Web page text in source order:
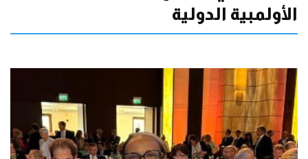
الأولمبية الدولية